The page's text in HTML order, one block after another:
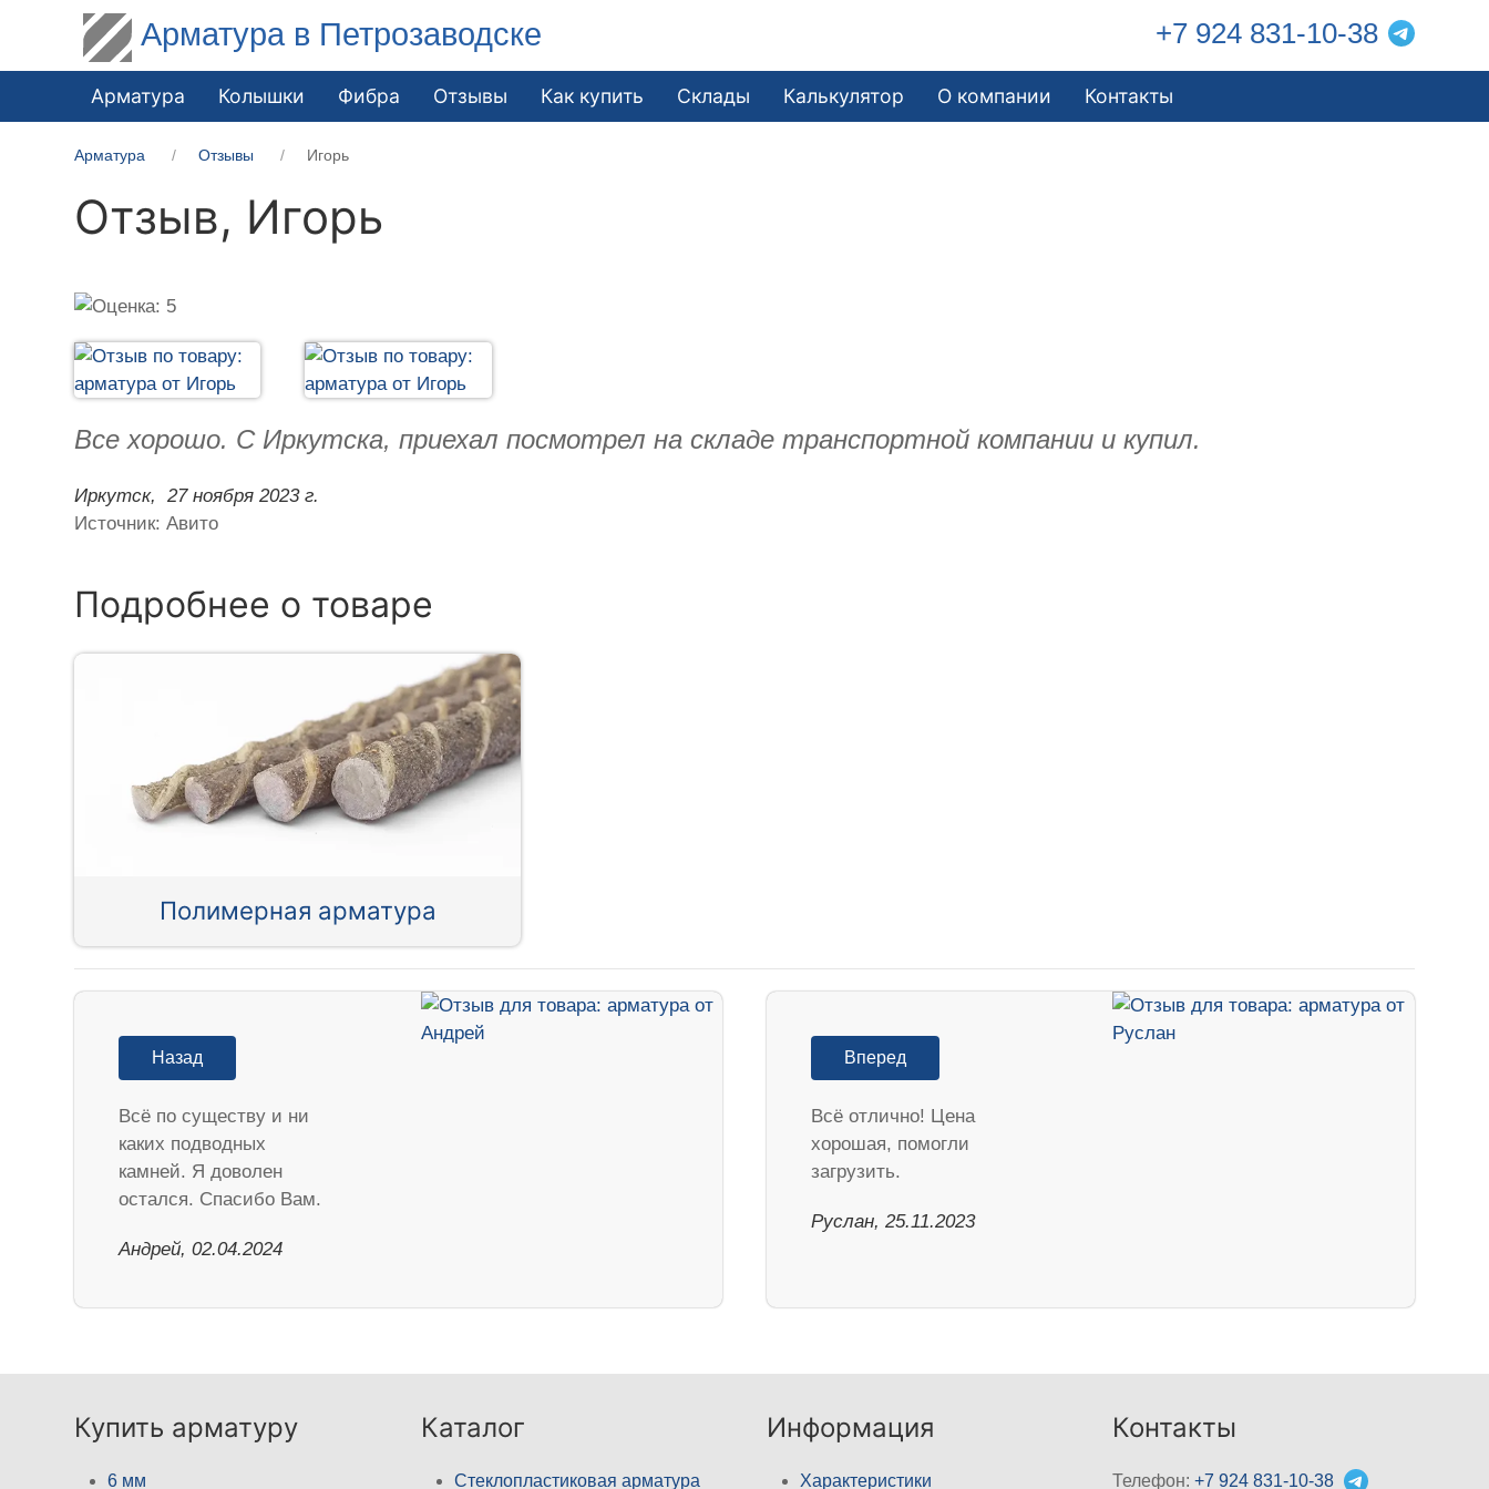
Арматура в Петрозаводске +7 924 831-10-38
Арматура Колышки Фибра Отзывы Как купить Склады Калькулятор О компании Контакты
Арматура Отзывы Игорь
Отзыв, Игорь
Все хорошо. С Иркутска, приехал посмотрел на складе транспортной компании и купил.
Иркутск,
27 ноября 2023 г.
Источник: Авито
Подробнее о товаре
Полимерная арматура
Назад
Всё по существу и ни
каких подводных
камней. Я доволен
остался. Спасибо Вам.
Андрей, 02.04.2024
Вперед
Всё отлично! Цена
хорошая, помогли
загрузить.
Руслан, 25.11.2023
Купить арматуру
6 мм
Каталог
Стеклопластиковая арматура
Информация
Характеристики
Контакты
Телефон:+7 924 831-10-38